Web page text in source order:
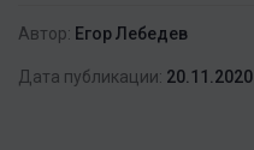
Автор: Егор Лебедев
Дата публикации: 20.11.2020